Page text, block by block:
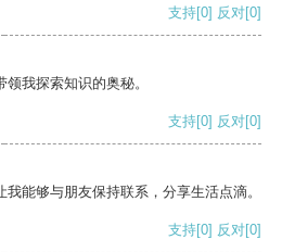
支持[0] 反对[0]
我探索知识的奥秘。
支持[0] 反对[0]
能够与朋友保持联系，分享生活点滴。
支持[0] 反对[0]